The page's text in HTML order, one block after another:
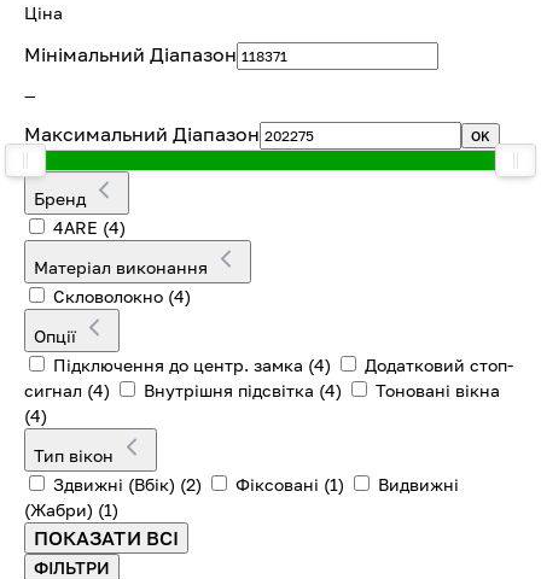
Ціна
Мінімальний Діапазон
—
Максимальний Діапазон OK
Бренд
4ARE (4)
Матеріал виконання
Скловолокно (4)
Опції
Підключення до центр. замка (4)
Додатковий стоп-
сигнал (4) Внутрішня підсвітка (4)
Тоновані вікна
(4)
Тип вікон
Здвижні (Вбік) (2) Фіксовані (1)
Видвижні
(Жабри) (1)
ПОКАЗАТИ ВСІ
ФІЛЬТРИ